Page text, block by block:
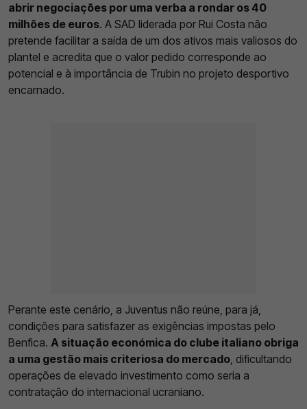
abrir negociações por uma verba a rondar os 40
milhões de euros. A SAD liderada por Rui Costa não
pretende facilitar a saída de um dos ativos mais valiosos do
plantel e acredita que o valor pedido corresponde ao
potencial e à importância de Trubin no projeto desportivo
encarnado.
Perante este cenário, a Juventus não reúne, para já,
condições para satisfazer as exigências impostas pelo
Benfica. A situação económica do clube italiano obriga
a uma gestão mais criteriosa do mercado, dificultando
operações de elevado investimento como seria a
contratação do internacional ucraniano.